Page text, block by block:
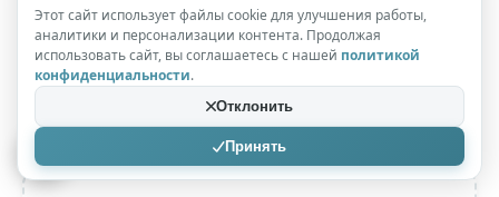
официальный чемпионат СССР по атлетизму. В этот же
год отечественные бодибилдеры выступили на
чемпионате мира в Австралии, где заняли очень
достойное четвертое место в командном зачете.
Этот сайт использует файлы cookie для улучшения работы,
аналитики и персонализации контента. Продолжая
использовать сайт, вы соглашаетесь с нашей политикой
конфиденциальности.
Отклонить
Принять